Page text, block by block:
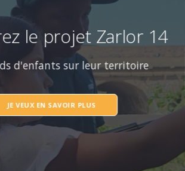
temporaire des
inscriptions
dossier papier, jusqu'à nouvel
ordre
JE VEUX EN SAVOIR PLUS